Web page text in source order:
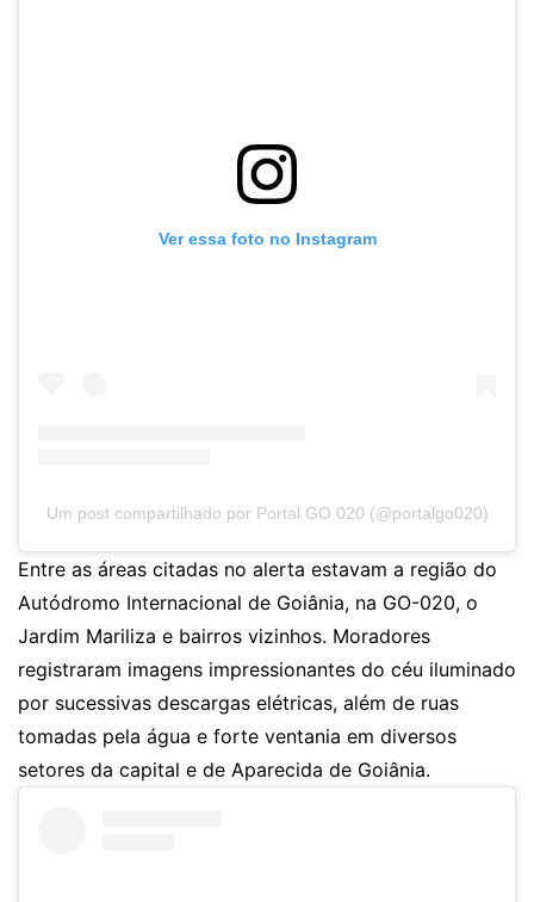
Ver essa foto no Instagram
Um post compartilhado por Portal GO 020 (@portalgo020)
Entre as áreas citadas no alerta estavam a região do
Autódromo Internacional de Goiânia, na GO-020, o
Jardim Mariliza e bairros vizinhos. Moradores
registraram imagens impressionantes do céu iluminado
por sucessivas descargas elétricas, além de ruas
tomadas pela água e forte ventania em diversos
setores da capital e de Aparecida de Goiânia.